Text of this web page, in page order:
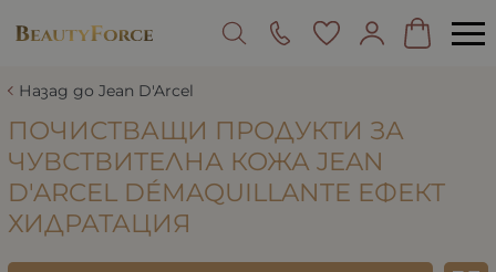
Назад до Jean D'Arcel
ПОЧИСТВАЩИ ПРОДУКТИ ЗА
ЧУВСТВИТЕЛНА КОЖА JEAN
D'ARCEL DÉMAQUILLANTE ЕФЕКТ
ХИДРАТАЦИЯ